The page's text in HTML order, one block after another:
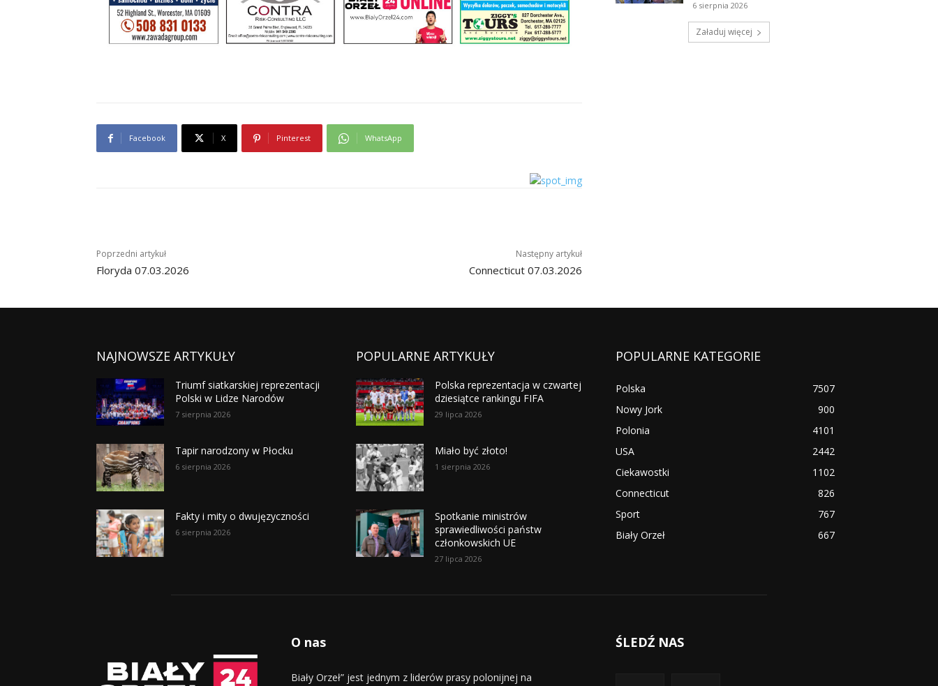
NAJNOWSZE ARTYKUŁY
Triumf siatkarskiej reprezentacji
Polski w Lidze Narodów
7 sierpnia 2026
Tapir narodzony w Płocku
6 sierpnia 2026
Fakty i mity o dwujęzyczności
6 sierpnia 2026
POPULARNE ARTYKUŁY
Polska reprezentacja w czwartej
dziesiątce rankingu FIFA
29 lipca 2026
Miało być złoto!
1 sierpnia 2026
Spotkanie ministrów
sprawiedliwości państw
członkowskich UE
27 lipca 2026
POPULARNE KATEGORIE
Polska
7507
Nowy Jork
900
Polonia
4101
USA
2442
Ciekawostki
1102
Connecticut
826
Sport
767
Biały Orzeł
667
O nas
Biały Orzeł” jest jednym z liderów prasy polonijnej na
ŚLEDŹ NAS